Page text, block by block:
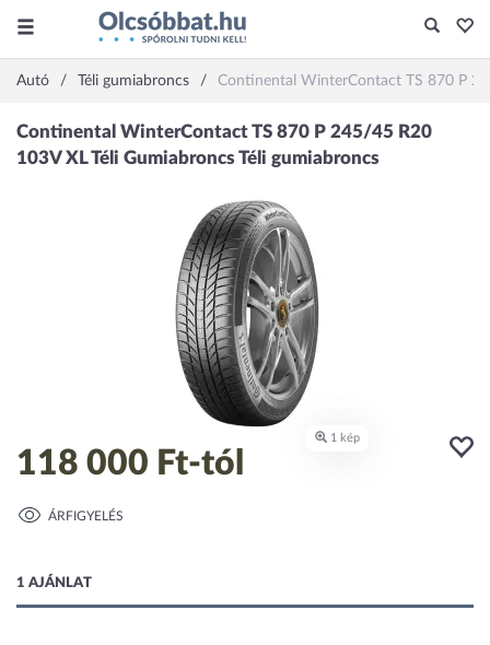
Autó Téli gumiabroncs Continental WinterContact TS 870 P
118 000 Ft-tól
ÁRFIGYELÉS
1 AJÁNLAT